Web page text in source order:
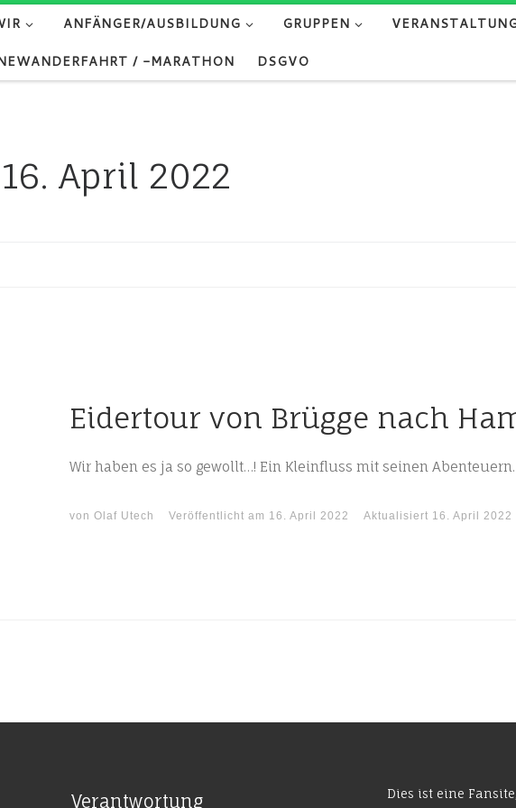
ANFÄNGER/AUSBILDUNG GRUPPEN
/ -MARATHON
DSGVO
16. April 2022
Eidertour von Brügge nach
Wir haben es ja so gewollt…! Ein Kleinfluss mit seinen Abenteuern.
von Olaf Utech Veröffentlicht am 16. April 2022 Aktualisiert 16. April 2022
Verantwortung
Dies ist eine